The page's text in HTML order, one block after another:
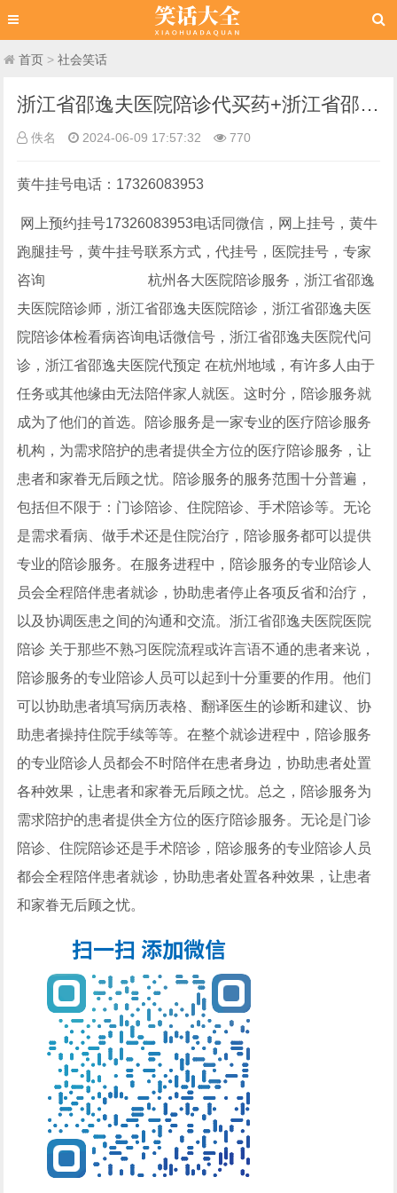
首页 >社会笑话
浙江省邵逸夫医院陪诊代买药+浙江省邵逸夫医院问诊服务快捷方便
佚名 2024-06-09 17:57:32 770
黄牛挂号电话：17326083953
网上预约挂号17326083953电话同微信，网上挂号，黄牛
跑腿挂号，黄牛挂号联系方式，代挂号，医院挂号，专家
咨询
杭州各大医院陪诊服务，浙江省邵逸
夫医院陪诊师，浙江省邵逸夫医院陪诊，浙江省邵逸夫医
院陪诊体检看病咨询电话微信号，浙江省邵逸夫医院代问
诊，浙江省邵逸夫医院代预定 在杭州地域，有许多人由于
任务或其他缘由无法陪伴家人就医。这时分，陪诊服务就
成为了他们的首选。陪诊服务是一家专业的医疗陪诊服务
机构，为需求陪护的患者提供全方位的医疗陪诊服务，让
患者和家眷无后顾之忧。陪诊服务的服务范围十分普遍，
包括但不限于：门诊陪诊、住院陪诊、手术陪诊等。无论
是需求看病、做手术还是住院治疗，陪诊服务都可以提供
专业的陪诊服务。在服务进程中，陪诊服务的专业陪诊人
员会全程陪伴患者就诊，协助患者停止各项反省和治疗，
以及协调医患之间的沟通和交流。浙江省邵逸夫医院医院
陪诊 关于那些不熟习医院流程或许言语不通的患者来说，
陪诊服务的专业陪诊人员可以起到十分重要的作用。他们
可以协助患者填写病历表格、翻译医生的诊断和建议、协
助患者操持住院手续等等。在整个就诊进程中，陪诊服务
的专业陪诊人员都会不时陪伴在患者身边，协助患者处置
各种效果，让患者和家眷无后顾之忧。总之，陪诊服务为
需求陪护的患者提供全方位的医疗陪诊服务。无论是门诊
陪诊、住院陪诊还是手术陪诊，陪诊服务的专业陪诊人员
都会全程陪伴患者就诊，协助患者处置各种效果，让患者
和家眷无后顾之忧。